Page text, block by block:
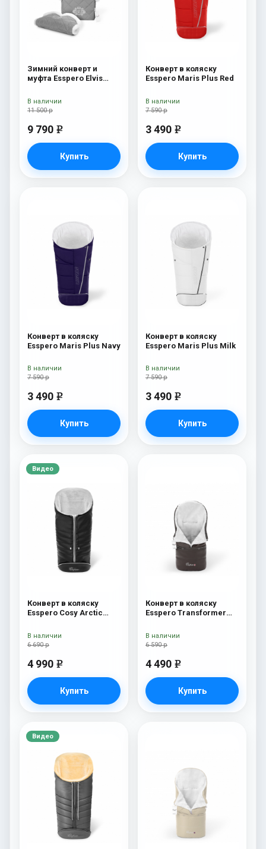
Зимний конверт и
муфта Esspero Elvis
11 500 р
9 790 e
Купить
В наличии
Конверт в коляску
Esspero Maris Plus Red
7 590 р
3 490 e
Купить
В наличии
Конверт в коляску
Esspero Maris Plus Navy
7 590 р
3 490 e
Купить
В наличии
Конверт в коляску
Esspero Maris Plus Milk
7 590 р
3 490 e
Купить
В наличии
Видео
Конверт в коляску
Esspero Cosy Arctic
6 690 р
4 990 e
Купить
В наличии
Конверт в коляску
Esspero Transformer
100% шерсть) Chocolat
6 590 р
4 490 e
Купить
В наличии
Видео